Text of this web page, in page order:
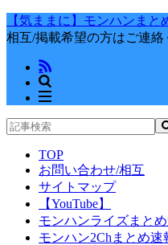
【気ままに】モンハンまと
相互/掲載希望の方はご連絡
TOP
お問い合わせ/相互
サイトマップ
【YouTube】
モンハンライズまと
モンハン2Chまとめ速